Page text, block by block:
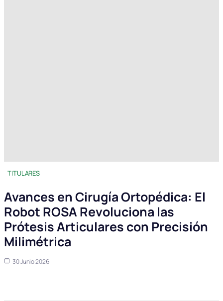
TITULARES
Avances en Cirugía Ortopédica: El
Robot ROSA Revoluciona las
Prótesis Articulares con Precisión
Milimétrica
30 Junio 2026